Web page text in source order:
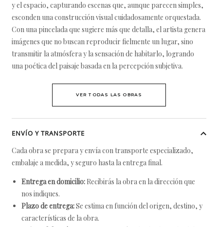
y el espacio, capturando escenas que, aunque parecen simples,
esconden una construcción visual cuidadosamente orquestada.
Con una pincelada que sugiere más que detalla, el artista genera
imágenes que no buscan reproducir fielmente un lugar, sino
transmitir la atmósfera y la sensación de habitarlo, logrando
una poética del paisaje basada en la percepción subjetiva.
VER TODAS LAS OBRAS
ENVÍO Y TRANSPORTE
Cada obra se prepara y envía con transporte especializado,
embalaje a medida, y seguro hasta la entrega final.
Entrega en domicilio: Recibirás la obra en la dirección que
nos indiques.
Plazo de entrega:Se estima en función del origen, destino, y
características de la obra.